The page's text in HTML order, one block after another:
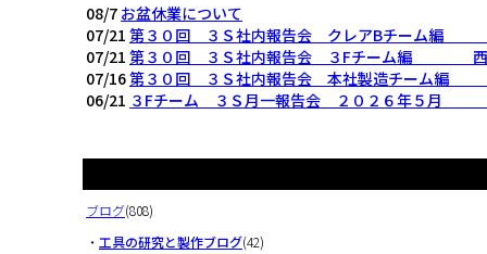
08/7 お盆休業について
07/21 第３０回 ３Ｓ社内報告会 クレアBチーム編
07/21 第３０回 ３Ｓ社内報告会 ３Fチーム編 西研
07/16第３０回 ３Ｓ社内報告会 本社製造チーム編
06/21 ３Fチーム ３Ｓ月一報告会 ２０２６年５月
ブログ(808)
・ 工具の研究と製作ブログ(42)